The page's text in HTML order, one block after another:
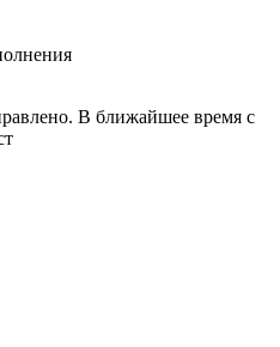
В ближайшее время с